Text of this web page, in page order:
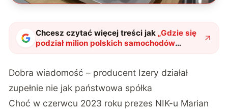
Chcesz czytać więcej treści jak „Gdzie się
podział milion polskich samochodów
elektrycznych? NIK skontrolował produkcję
Dobra wiadomość – producent Izery działał
zupełnie nie jak państwowa spółka
Choć w czerwcu 2023 roku prezes NIK-u Marian